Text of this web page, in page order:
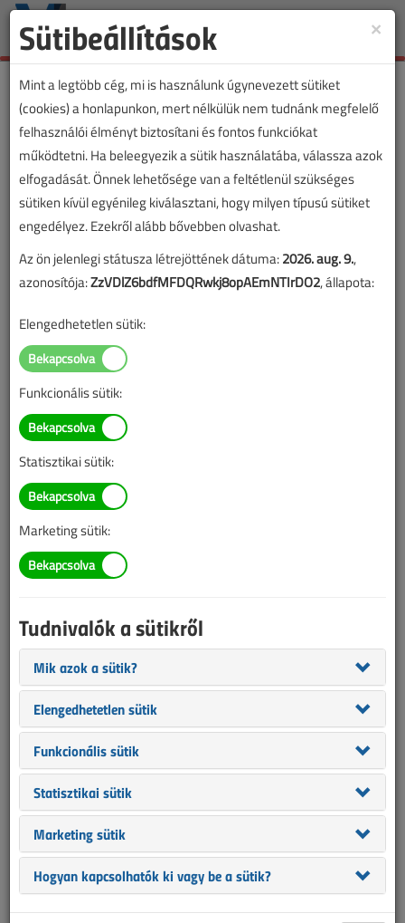
Toggle
Nem mindegy, hol tölti fel a
mobilját
2016. június 3. |
Az alábbi tartalom archív, 10 éve frissült utoljára. A cikkben
szereplő információk mára aktualitásukat veszíthették, valamint a
tartalom helyenként hiányos lehet (képek, táblázatok stb.).
A Kaspersky Lab kutatói arra voltak kíváncsiak, fenyegeti-e
veszély a mobileszközöket a nyilvános töltési helyeken.
×
Sütibeállítások
Mint a legtöbb cég, mi is használunk úgynevezett sütiket
(cookies) a honlapunkon, mert nélkülük nem tudnánk megfelelő
felhasználói élményt biztosítani és fontos funkciókat
működtetni. Ha beleegyezik a sütik használatába, válassza azok
elfogadását. Önnek lehetősége van a feltétlenül szükséges
sütiken kívül egyénileg kiválasztani, hogy milyen típusú sütiket
engedélyez. Ezekről alább bővebben olvashat.
Az ön jelenlegi státusza létrejöttének dátuma:2026. aug. 9.,
azonosítója:ZzVDlZ6bdfMFDQRwkj8opAEmNTIrDO2, állapota:
Elengedhetetlen sütik:
Funkcionális sütik:
Statisztikai sütik:
Marketing sütik:
Tudnivalók a sütikről
Mik azok a sütik?
Elengedhetetlen sütik
Funkcionális sütik
Statisztikai sütik
Marketing sütik
Hogyan kapcsolhatók ki vagy be a sütik?